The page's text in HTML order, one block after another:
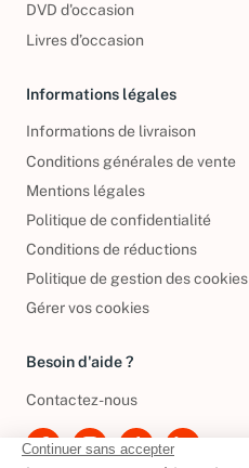
DVD d'occasion
Livres d’occasion
Informations légales
Informations de livraison
Conditions générales de vente
Mentions légales
Politique de confidentialité
Conditions de réductions
Politique de gestion des cookies
Gérer vos cookies
Besoin d'aide ?
Contactez-nous